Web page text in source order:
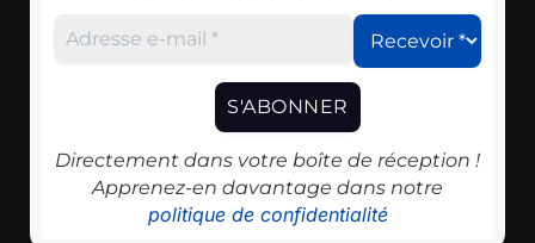
Directement dans votre boîte de réception !
Apprenez-en davantage dans notre
politique de confidentialité